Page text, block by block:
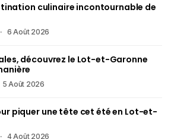
culinaire incontournable de
6 Août 2026
découvrez le Lot-et-Garonne
5 Août 2026
piquer une tête cet été en Lot-et-
4 Août 2026